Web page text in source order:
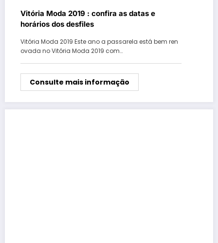
Vitória Moda 2019 : confira as datas e
horários dos desfiles
Vitória Moda 2019 Este ano a passarela está bem ren
ovada no Vitória Moda 2019 com…
Consulte mais informação